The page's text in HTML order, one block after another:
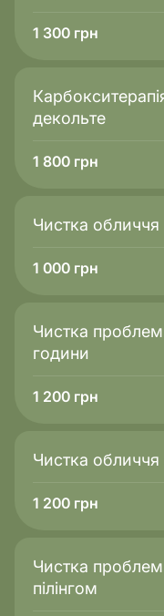
1 300 грн
декольте
1 800 грн
Чистка обличчя
1 000 грн
Чистка
години
1 200 грн
Чистка обличчя
1 200 грн
Чистка
пілінгом